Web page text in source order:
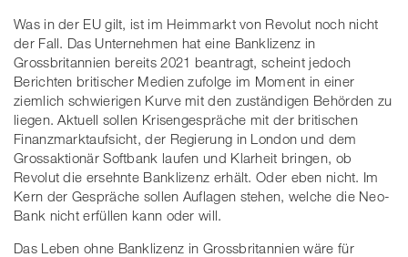
Was in der EU gilt, ist im Heimmarkt von Revolut noch nicht
der Fall. Das Unternehmen hat eine Banklizenz in
Grossbritannien bereits 2021 beantragt, scheint jedoch
Berichten britischer Medien zufolge im Moment in einer
ziemlich schwierigen Kurve mit den zuständigen Behörden zu
liegen. Aktuell sollen Krisengespräche mit der britischen
Finanzmarktaufsicht, der Regierung in London und dem
Grossaktionär Softbank laufen und Klarheit bringen, ob
Revolut die ersehnte Banklizenz erhält. Oder eben nicht. Im
Kern der Gespräche sollen Auflagen stehen, welche die Neo-
Bank nicht erfüllen kann oder will.
Das Leben ohne Banklizenz in Grossbritannien wäre für